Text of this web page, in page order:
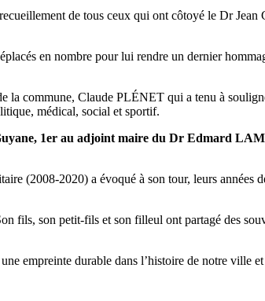
de tous ceux qui ont côtoyé le Dr
en nombre pour lui rendre un dernier
la commune, Claude PLÉNET qui a tenu à
médical, social et sportif.
1er au adjoint maire du Dr Edmard
(2008-2020) a évoqué à son tour, leurs années
fils, son petit-fils et son filleul ont partagé des
empreinte durable dans l’histoire de notre ville